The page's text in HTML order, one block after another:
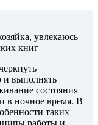
увлекаюсь
книг
и выполнять
состояния
в ночное время. В
таких
работы и